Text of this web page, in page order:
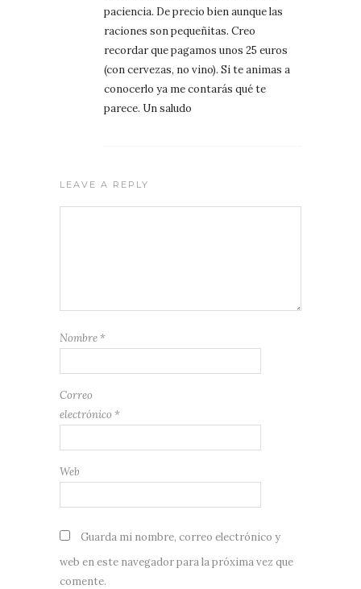
paciencia. De precio bien aunque las
raciones son pequeñitas. Creo
recordar que pagamos unos 25 euros
(con cervezas, no vino). Si te animas a
conocerlo ya me contarás qué te
parece. Un saludo
LEAVE A REPLY
Nombre *
Correo
electrónico *
Web
Guarda mi nombre, correo electrónico y
web en este navegador para la próxima vez que
comente.